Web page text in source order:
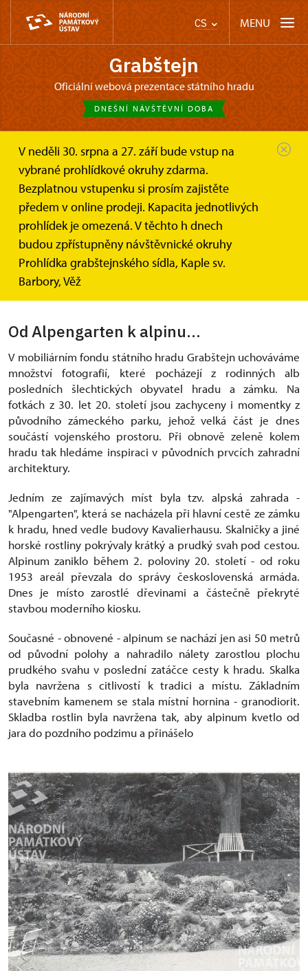
CS MENU
Grabštejn
oficiální webová prezentace státního hradu
DNEŠNÍ NÁVŠTĚVNÍ DOBA
V neděli 30. srpna a 27. září bude vstup na
vybrané prohlídkové okruhy zdarma.
Bezplatnou vstupenku si prosím zajistěte
předem v online prodeji. Kapacita jednotlivých
prohlídek je omezená. V těchto h dnech
budou zpřístupněny návštěvnické okruhy
Prohlídka grabštejnského sídla, Kaple sv.
Barbory, Věž
Grabštejn O hradu Alpinum
Obnova historického alpina
Na prudkém svahu při cestě k hradu jsme obnovili
alpinum - horskou skalku.
Tzv. "alpská zahrada" byla jedním z původních
zahradnických prvků v historickém zámeckém parku.
Od Alpengarten k alpinu...
V mobiliárním fondu státního hradu Grabštejn uchováváme
množství fotografií, které pocházejí z rodinných alb
posledních šlechtických obyvatel hradu a zámku. Na
fotkách z 30. let 20. století jsou zachyceny i momentky z
původního zámeckého parku, jehož velká část je dnes
součástí vojenského prostoru. Při obnově zeleně kolem
hradu tak hledáme inspiraci v původních prvcích zahradní
architektury.
Jedním ze zajímavých míst byla tzv. alpská zahrada -
"Alpengarten", která se nacházela při hlavní cestě ze zámku
k hradu, hned vedle budovy Kavalierhausu. Skalničky a jiné
horské rostliny pokrývaly krátký a prudký svah pod cestou.
Alpinum zaniklo během 2. poloviny 20. století - od roku
1953 areál převzala do správy československá armáda.
Dnes je místo zarostlé dřevinami a částečně překryté
stavbou moderního kiosku.
Současné - obnovené - alpinum se nachází jen asi 50 metrů
od původní polohy a nahradilo nálety zarostlou plochu
prudkého svahu v poslední zatáčce cesty k hradu. Skalka
byla navržena s citlivostí k tradici a místu. Základním
stavebním kamenem se stala místní hornina - granodiorit.
Skladba rostlin byla navržena tak, aby alpinum kvetlo od
jara do pozdního podzimu a přinášelo